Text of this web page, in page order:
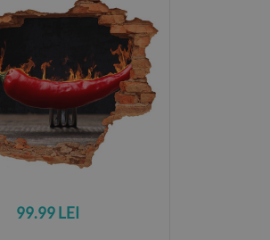
99.99 LEI